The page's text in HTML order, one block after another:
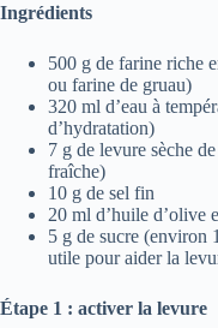
Ingrédients
500 g de farine riche
ou farine de gruau)
320 ml d’eau à
d’hydratation)
7 g de levure sèche
fraîche)
10 g de sel fin
20 ml d’huile d’olive
5 g de sucre (environ
utile pour aider la
Étape 1 : activer la levure